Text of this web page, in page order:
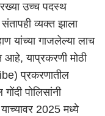
उच्च पदस्थ
व्यक्त झाला
यांच्या गाजलेल्या लाच
आहे, याप्रकरणी मोठी
प्रकरणातील
गोंदीपोलिसांनी
2025 मध्ये